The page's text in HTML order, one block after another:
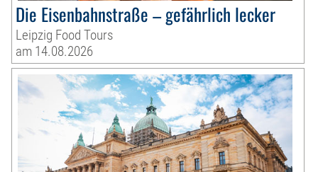
Die Eisenbahnstraße – gefährlich lecker
Leipzig Food Tours
am 14.08.2026